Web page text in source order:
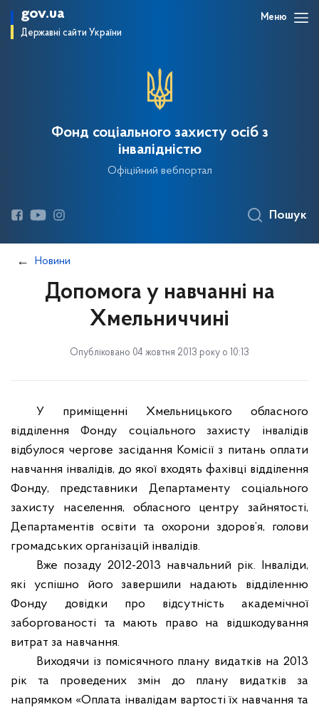
gov.ua
Державні сайти України
Меню
Фонд соціального захисту осіб з
інвалідністю
Офіційний вебпортал
Пошук
Новини
Допомога у навчанні на
Хмельниччині
Опубліковано 04 жовтня 2013 року о 10:13
У приміщенні Хмельницького обласного
відділення Фонду соціального захисту інвалідів
відбулося чергове засідання Комісії з питань оплати
навчання інвалідів, до якої входять фахівці відділення
Фонду, представники Департаменту соціального
захисту населення, обласного центру зайнятості,
Департаментів освіти та охорони здоров’я, голови
громадських організацій інвалідів.
Вже позаду 2012-2013 навчальний рік. Інваліди,
які успішно його завершили надають відділенню
Фонду довідки про відсутність академічної
заборгованості та мають право на відшкодування
витрат за навчання.
Виходячи із помісячного плану видатків на 2013
рік та проведених змін до плану видатків за
напрямком «Оплата інвалідам вартості їх навчання та